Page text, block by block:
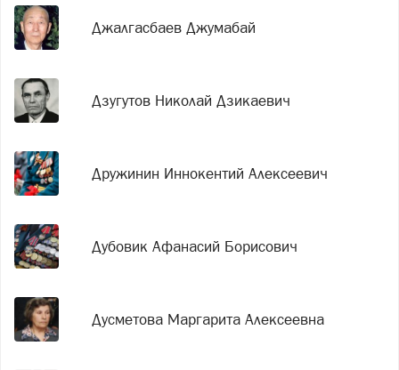
Джалгасбаев Джумабай
Дзугутов Николай Дзикаевич
Дружинин Иннокентий Алексеевич
Дубовик Афанасий Борисович
Дусметова Маргарита Алексеевна